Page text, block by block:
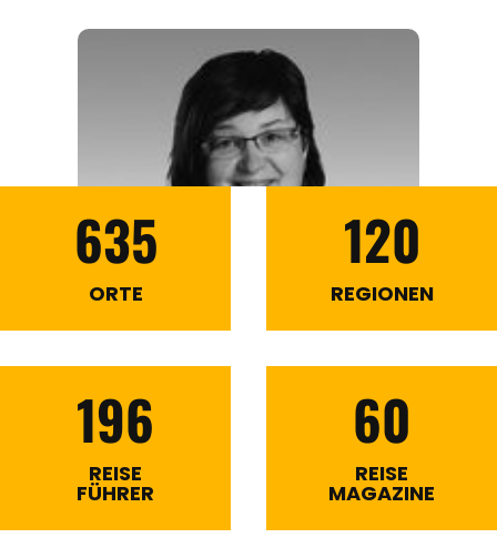
635
ORTE
120
REGIONEN
196
REISE
FÜHRER
60
REISE
MAGAZINE